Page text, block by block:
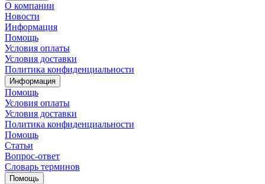
О компании
Новости
Информация
Помощь
Условия оплаты
Условия доставки
Политика конфиденциальности
Информация
Помощь
Условия оплаты
Условия доставки
Политика конфиденциальности
Помощь
Статьи
Вопрос-ответ
Словарь терминов
Помощь